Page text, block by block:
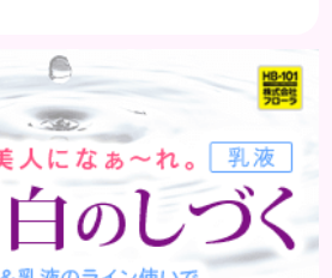
のことです。 化粧水はその成分
すが、乳液には油分が含まれて
す。 また、乳液との違いが曖
ションがあり、ローションにも油